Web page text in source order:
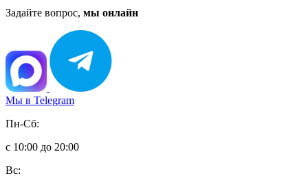
Задайте вопрос, мы онлайн
Мы в Telegram
Пн-Сб:
с 10:00 до 20:00
Вс: